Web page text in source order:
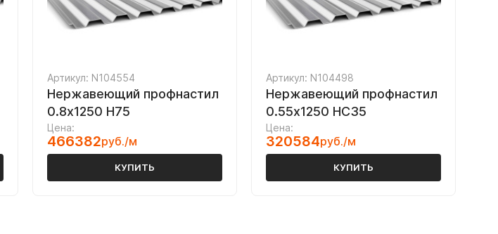
Артикул: N104554
Нержавеющий профнастил
0.8х1250 Н75
Цена:
466382руб./м
КУПИТЬ
Артикул: N104498
Нержавеющий профнастил
0.55х1250 НС35
Цена:
320584руб./м
КУПИТЬ